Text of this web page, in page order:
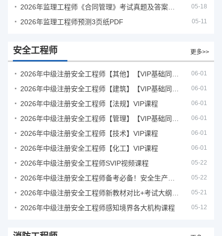
05-18
2026年监理工程师预测3页纸PDF 05-11
安全工程师 更多>>
06-01
06-01
2026年中级注册安全工程师【法规】VIP课程 06-01
06-01
2026年中级注册安全工程师【技术】VIP课程 06-01
2026年中级注册安全工程师【化工】VIP课程 06-01
2026年中级注册安全工程师SVIP视频课程 05-22
05-22
05-21
2026年中级注册安全工程师感知境界各大机构课程 05-12